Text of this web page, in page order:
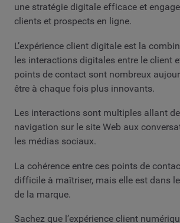
une stratégie digitale efficace et
clients et prospects en ligne.
L’expérience client digitale est la
les interactions digitales entre le client
points de contact sont nombreux
être à chaque fois plus innovants.
Les interactions sont multiples allant
navigation sur le site Web aux
les médias sociaux.
La cohérence entre ces points de
difficile à maîtriser, mais elle est dans
de la marque.
Sachez que l’expérience client